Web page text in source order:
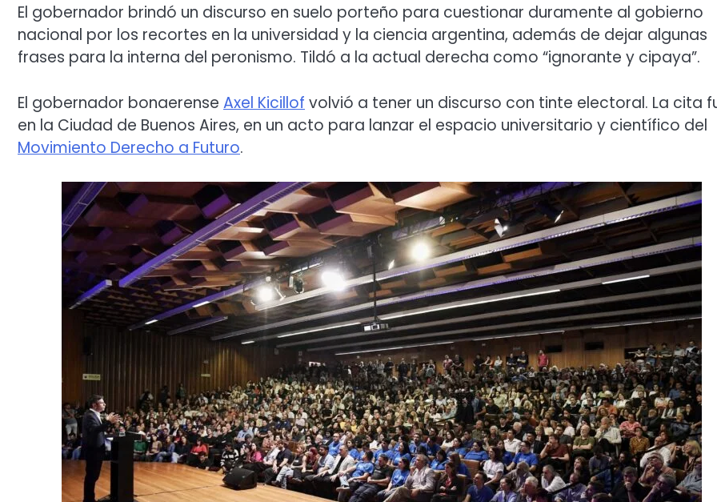
El gobernador brindó un discurso en suelo porteño para cuestionar duramente al gobierno
nacional por los recortes en la universidad y la ciencia argentina, además de dejar algunas
frases para la interna del peronismo. Tildó a la actual derecha como “ignorante y cipaya”.
El gobernador bonaerense Axel Kicillof volvió a tener un discurso con tinte electoral. La cita
en la Ciudad de Buenos Aires, en un acto para lanzar el espacio universitario y científico del
Movimiento Derecho a Futuro.